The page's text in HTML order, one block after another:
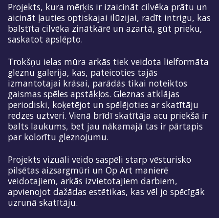
Projekts, kura mērķis ir izaicināt cilvēka prātu un
aicināt ļauties optiskajai ilūzijai, radīt intrigu, kas
balstīta cilvēka zinātkārē un azartā, gūt prieku,
saskatot apslēpto.
Trokšņu ielas mūra arkās tiek veidota lielformāta
gleznu galerija, kas, pateicoties tajās
izmantotajai krāsai, parādās tikai noteiktos
gaismas spēles apstākļos. Gleznas atklājas
periodiski, koķetējot un spēlējoties ar skatītāju
redzes uztveri. Vienā brīdī skatītāja acu priekšā ir
balts laukums, bet jau nākamajā tas ir pārtapis
par kolorītu gleznojumu.
Projekts vizuāli veido saspēli starp vēsturisko
pilsētas aizsargmūri un Op Art manierē
veidotajiem, arkās izvietotajiem darbiem,
apvienojot dažādas estētikas, kas vēl jo spēcīgāk
uzrunā skatītāju.